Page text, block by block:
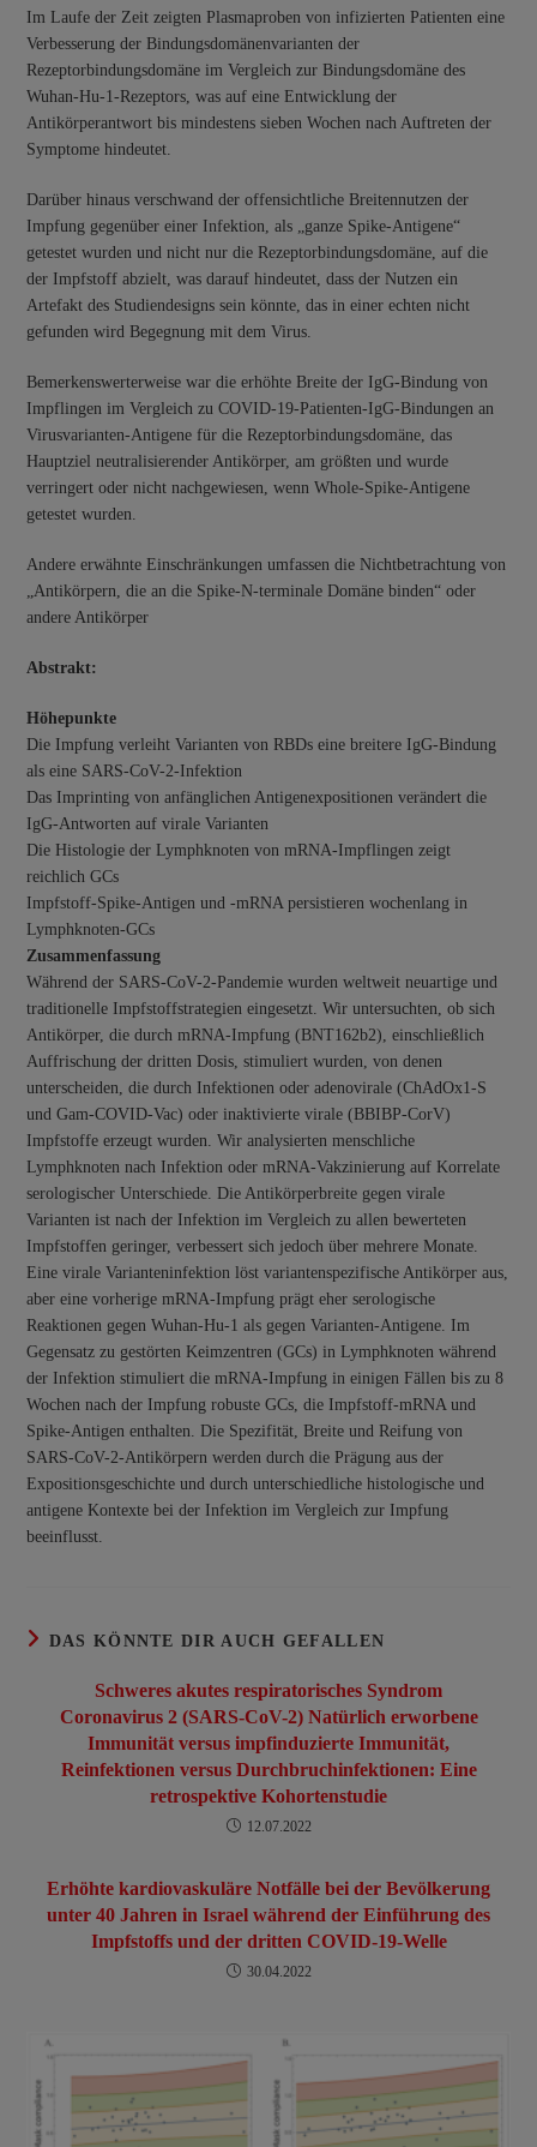
Im Laufe der Zeit zeigten Plasmaproben von infizierten Patienten eine
Verbesserung der Bindungsdomänenvarianten der
Rezeptorbindungsdomäne im Vergleich zur Bindungsdomäne des
Wuhan-Hu-1-Rezeptors, was auf eine Entwicklung der
Antikörperantwort bis mindestens sieben Wochen nach Auftreten der
Symptome hindeutet.
Darüber hinaus verschwand der offensichtliche Breitennutzen der
Impfung gegenüber einer Infektion, als „ganze Spike-Antigene“
getestet wurden und nicht nur die Rezeptorbindungsdomäne, auf die
der Impfstoff abzielt, was darauf hindeutet, dass der Nutzen ein
Artefakt des Studiendesigns sein könnte, das in einer echten nicht
gefunden wird Begegnung mit dem Virus.
Bemerkenswerterweise war die erhöhte Breite der IgG-Bindung von
Impflingen im Vergleich zu COVID-19-Patienten-IgG-Bindungen an
Virusvarianten-Antigene für die Rezeptorbindungsdomäne, das
Hauptziel neutralisierender Antikörper, am größten und wurde
verringert oder nicht nachgewiesen, wenn Whole-Spike-Antigene
getestet wurden.
Andere erwähnte Einschränkungen umfassen die Nichtbetrachtung von
„Antikörpern, die an die Spike-N-terminale Domäne binden“ oder
andere Antikörper
Abstrakt:
Höhepunkte
Die Impfung verleiht Varianten von RBDs eine breitere IgG-Bindung
als eine SARS-CoV-2-Infektion
Das Imprinting von anfänglichen Antigenexpositionen verändert die
IgG-Antworten auf virale Varianten
Die Histologie der Lymphknoten von mRNA-Impflingen zeigt
reichlich GCs
Impfstoff-Spike-Antigen und -mRNA persistieren wochenlang in
Lymphknoten-GCs
Zusammenfassung
Während der SARS-CoV-2-Pandemie wurden weltweit neuartige und
traditionelle Impfstoffstrategien eingesetzt. Wir untersuchten, ob sich
Antikörper, die durch mRNA-Impfung (BNT162b2), einschließlich
Auffrischung der dritten Dosis, stimuliert wurden, von denen
unterscheiden, die durch Infektionen oder adenovirale (ChAdOx1-S
und Gam-COVID-Vac) oder inaktivierte virale (BBIBP-CorV)
Impfstoffe erzeugt wurden. Wir analysierten menschliche
Lymphknoten nach Infektion oder mRNA-Vakzinierung auf Korrelate
serologischer Unterschiede. Die Antikörperbreite gegen virale
Varianten ist nach der Infektion im Vergleich zu allen bewerteten
Impfstoffen geringer, verbessert sich jedoch über mehrere Monate.
Eine virale Varianteninfektion löst variantenspezifische Antikörper aus,
aber eine vorherige mRNA-Impfung prägt eher serologische
Reaktionen gegen Wuhan-Hu-1 als gegen Varianten-Antigene. Im
Gegensatz zu gestörten Keimzentren (GCs) in Lymphknoten während
der Infektion stimuliert die mRNA-Impfung in einigen Fällen bis zu 8
Wochen nach der Impfung robuste GCs, die Impfstoff-mRNA und
Spike-Antigen enthalten. Die Spezifität, Breite und Reifung von
SARS-CoV-2-Antikörpern werden durch die Prägung aus der
Expositionsgeschichte und durch unterschiedliche histologische und
antigene Kontexte bei der Infektion im Vergleich zur Impfung
beeinflusst.
DAS KÖNNTE DIR AUCH GEFALLEN
Schweres akutes respiratorisches Syndrom
Coronavirus 2 (SARS-CoV-2) Natürlich erworbene
Immunität versus impfinduzierte Immunität,
Reinfektionen versus Durchbruchinfektionen: Eine
retrospektive Kohortenstudie
12.07.2022
Erhöhte kardiovaskuläre Notfälle bei der Bevölkerung
unter 40 Jahren in Israel während der Einführung des
Impfstoffs und der dritten COVID-19-Welle
30.04.2022